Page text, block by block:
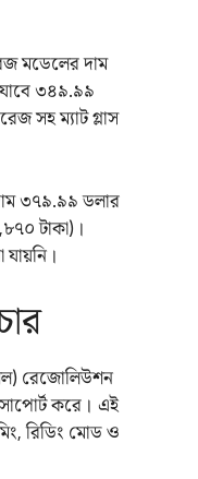
মডেলের দাম
৩৪৯.৯৯
সহ ম্যাট গ্লাস
৩৭৯.৯৯ ডলার‌
টাকা)।
রেজোলিউশন
সাপোর্ট করে। এই
রিডিং মোড ও